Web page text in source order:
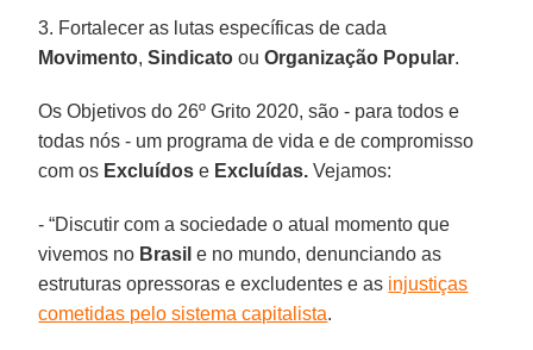
3. Fortalecer as lutas específicas de cada
Movimento,Sindicato ouOrganização Popular.
Os Objetivos do 26º Grito 2020, são - para todos e
todas nós - um programa de vida e de compromisso
com os Excluídos e Excluídas. Vejamos:
- “Discutir com a sociedade o atual momento que
vivemos no Brasil e no mundo, denunciando as
estruturas opressoras e excludentes e as injustiças
cometidas pelo sistema capitalista.